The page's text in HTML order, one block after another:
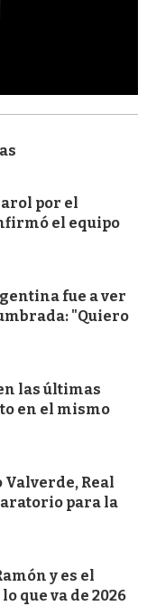
por el
el equipo
fue a ver
"Quiero
las últimas
en el mismo
Valverde, Real
para la
y es el
que va de 2026